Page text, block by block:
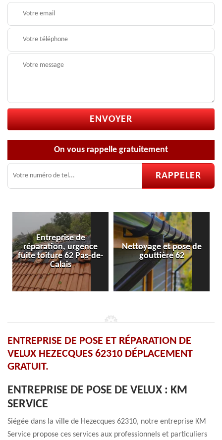
On vous rappelle gratuitement
Entreprise de
réparation, urgence
fuite toiture 62 Pas-de-
Calais
Nettoyage et pose de
gouttière 62
ENTREPRISE DE POSE ET RÉPARATION DE
VELUX HEZECQUES 62310 DÉPLACEMENT
GRATUIT.
ENTREPRISE DE POSE DE VELUX : KM
SERVICE
Siégée dans la ville de Hezecques 62310, notre entreprise KM
Service propose ces services aux professionnels et particuliers